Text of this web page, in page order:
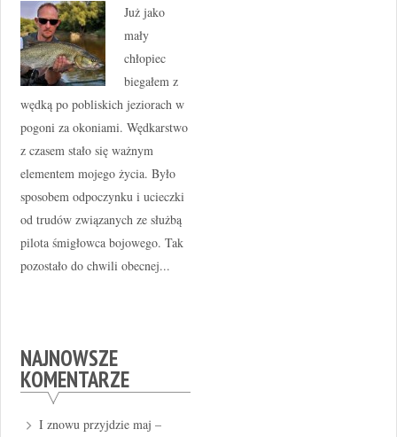
Już jako
mały
chłopiec
biegałem z
wędką po pobliskich jeziorach w
pogoni za okoniami. Wędkarstwo
z czasem stało się ważnym
elementem mojego życia. Było
sposobem odpoczynku i ucieczki
od trudów związanych ze służbą
pilota śmigłowca bojowego. Tak
pozostało do chwili obecnej...
NAJNOWSZE
KOMENTARZE
I znowu przyjdzie maj –